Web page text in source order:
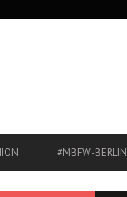
#MBFW-BERLIN